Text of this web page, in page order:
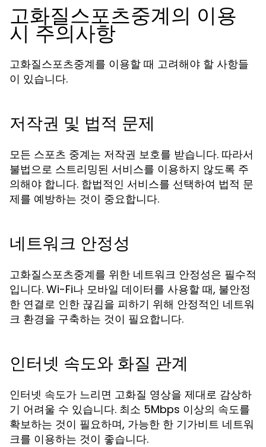
고화질스포츠중계의 이용
시 주의사항
고화질스포츠중계를 이용할 때 고려해야 할 사항들
이 있습니다.
저작권 및 법적 문제
모든 스포츠 중계는 저작권 보호를 받습니다. 따라서
불법으로 스트리밍된 서비스를 이용하지 않도록 주
의해야 합니다. 합법적인 서비스를 선택하여 법적 문
제를 예방하는 것이 중요합니다.
네트워크 안정성
고화질스포츠중계를 위한 네트워크 안정성은 필수적
입니다. Wi-Fi나 모바일 데이터를 사용할 때, 불안정
한 연결로 인한 끊김을 피하기 위해 안정적인 네트워
크 환경을 구축하는 것이 필요합니다.
인터넷 속도와 화질 관계
인터넷 속도가 느리면 고화질 영상을 제대로 감상하
기 어려울 수 있습니다. 최소 5Mbps 이상의 속도를
확보하는 것이 필요하며, 가능한 한 기가비트 네트워
크를 이용하는 것이 좋습니다.